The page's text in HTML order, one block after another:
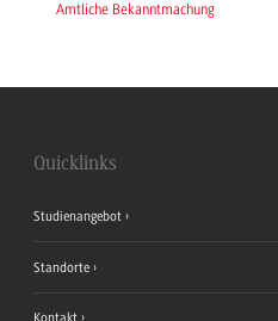
Amtliche Bekanntmachung
Quicklinks
Studienangebot
Standorte
Kontakt